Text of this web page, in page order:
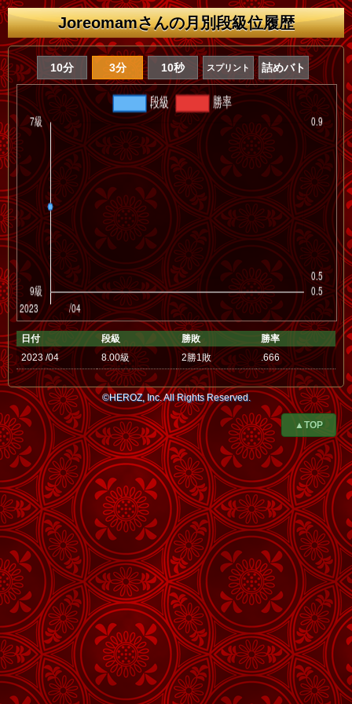
Joreomamさんの月別段級位履歴
10分 3分 10秒 スプリント 詰めバト
日付 段級 勝敗
勝率
2023 /04
8.00級 2勝1敗 .666
©HEROZ, Inc. All Rights Reserved.
▲TOP